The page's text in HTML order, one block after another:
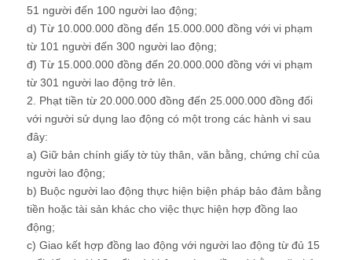
51 người đến 100 người lao động;
d) Từ 10.000.000 đồng đến 15.000.000 đồng với vi phạm
từ 101 người đến 300 người lao động;
đ) Từ 15.000.000 đồng đến 20.000.000 đồng với vi phạm
từ 301 người lao động trở lên.
2. Phạt tiền từ 20.000.000 đồng đến 25.000.000 đồng đối
với người sử dụng lao động có một trong các hành vi sau
đây:
a) Giữ bản chính giấy tờ tùy thân, văn bằng, chứng chỉ của
người lao động;
b) Buộc người lao động thực hiện biện pháp bảo đảm bằng
tiền hoặc tài sản khác cho việc thực hiện hợp đồng lao
động;
c) Giao kết hợp đồng lao động với người lao động từ đủ 15